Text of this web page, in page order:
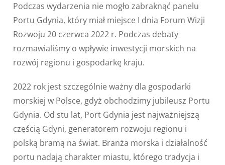
Podczas wydarzenia nie mogło zabraknąć panelu
Portu Gdynia, który miał miejsce I dnia Forum Wizji
Rozwoju 20 czerwca 2022 r. Podczas debaty
rozmawialiśmy o wpływie inwestycji morskich na
rozwój regionu i gospodarkę kraju.
2022 rok jest szczególnie ważny dla gospodarki
morskiej w Polsce, gdyż obchodzimy jubileusz Portu
Gdynia. Od stu lat, Port Gdynia jest najważniejszą
częścią Gdyni, generatorem rozwoju regionu i
polską bramą na świat. Branża morska i działalność
portu nadają charakter miastu, którego tradycja i